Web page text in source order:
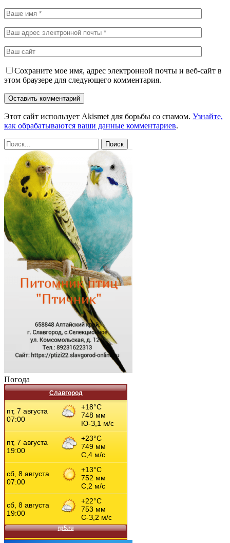
Сохраните мое имя, адрес электронной почты и веб-сайт в
этом браузере для следующего комментария.
Этот сайт использует Akismet для борьбы со спамом. Узнайте,
как обрабатываются ваши данные комментариев.
Погода
Славгород